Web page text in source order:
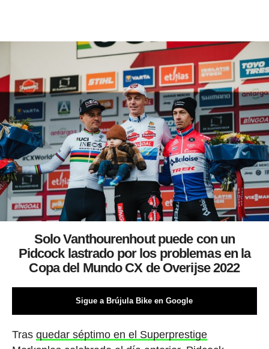
Solo Vanthourenhout puede con un
Pidcock lastrado por los problemas en la
Copa del Mundo CX de Overijse 2022
Sigue a Brújula Bike en Google
Tras quedar séptimo en el Superprestige